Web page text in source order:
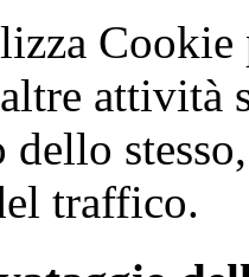
Cookie
attività
traffico.